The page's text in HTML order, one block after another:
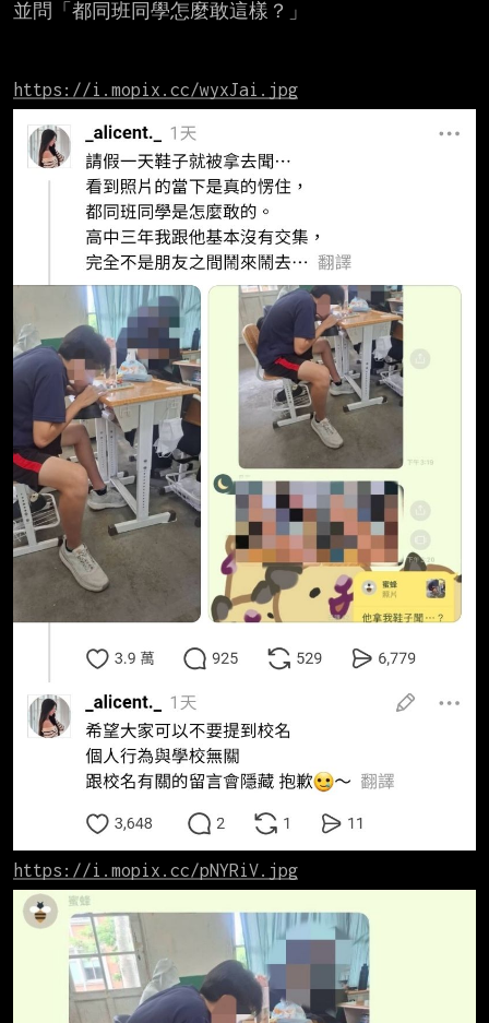
並問「都同班同學怎麼敢這樣？」
https://i.mopix.cc/wyxJai.jpg
https://i.mopix.cc/pNYRiV.jpg